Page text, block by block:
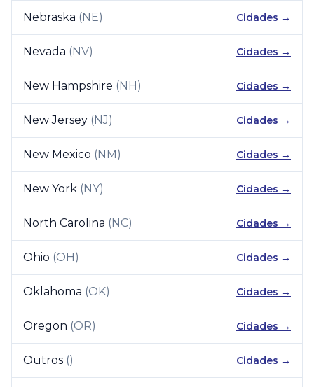
Nebraska (NE) Cidades →
Nevada (NV) Cidades →
New Hampshire (NH) Cidades →
New Jersey (NJ) Cidades →
New Mexico (NM) Cidades →
New York (NY) Cidades →
North Carolina (NC) Cidades →
Ohio (OH) Cidades →
Oklahoma (OK) Cidades →
Oregon (OR) Cidades →
Outros () Cidades →